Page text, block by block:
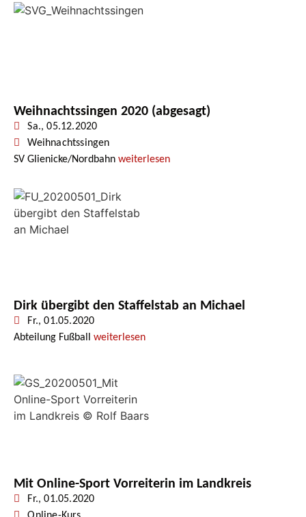
Weihnachtssingen 2020 (abgesagt)
Sa., 05.12.2020
Weihnachtssingen
SV Glienicke/Nordbahn weiterlesen
Dirk übergibt den Staffelstab an Michael
Fr., 01.05.2020
Abteilung Fußball weiterlesen
Mit Online-Sport Vorreiterin im Landkreis
Fr., 01.05.2020